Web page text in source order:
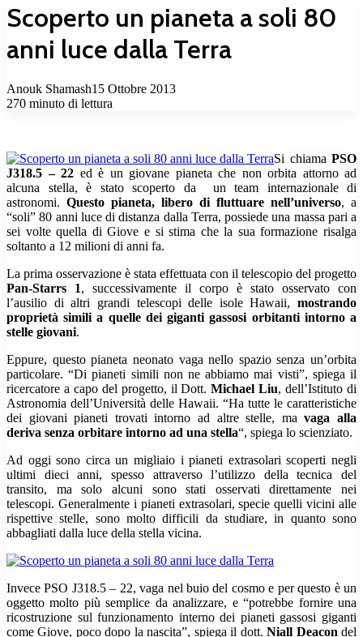
Scoperto un pianeta a soli 80
anni luce dalla Terra
Anouk Shamash15 Ottobre 2013
270 minuto di lettura
Si chiama PSO
J318.5 – 22 ed è un giovane pianeta che non orbita attorno ad
alcuna stella, è stato scoperto da un team internazionale di
astronomi. Questo pianeta, libero di fluttuare nell’universo, a
“soli” 80 anni luce di distanza dalla Terra, possiede una massa pari a
sei volte quella di Giove e si stima che la sua formazione risalga
soltanto a 12 milioni di anni fa.
La prima osservazione è stata effettuata con il telescopio del progetto
Pan-Starrs 1, successivamente il corpo è stato osservato con
l’ausilio di altri grandi telescopi delle isole Hawaii, mostrando
proprietà simili a quelle dei giganti gassosi orbitanti intorno a
stelle giovani.
Eppure, questo pianeta neonato vaga nello spazio senza un’orbita
particolare. “Di pianeti simili non ne abbiamo mai visti”, spiega il
ricercatore a capo del progetto, il Dott.Michael Liu, dell’Istituto di
Astronomia dell’Università delle Hawaii. “Ha tutte le caratteristiche
dei giovani pianeti trovati intorno ad altre stelle, mavaga alla
deriva senza orbitare intorno ad una stella“, spiega lo scienziato.
Ad oggi sono circa un migliaio i pianeti extrasolari scoperti negli
ultimi dieci anni, spesso attraverso l’utilizzo della tecnica del
transito, ma solo alcuni sono stati osservati direttamente nei
telescopi. Generalmente i pianeti extrasolari, specie quelli vicini alle
rispettive stelle, sono molto difficili da studiare, in quanto sono
abbagliati dalla luce della stella vicina.
Invece PSO J318.5 – 22, vaga nel buio del cosmo e per questo è un
oggetto molto più semplice da analizzare, e “potrebbe fornire una
ricostruzione sul funzionamento interno dei pianeti gassosi giganti
come Giove, poco dopo la nascita”, spiega il dott.Niall Deacon del